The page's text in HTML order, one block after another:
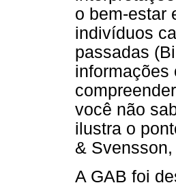
o bem-estar
indivíduos
passadas
informações
você não
ilustra o
& Svensson,
A GAB foi